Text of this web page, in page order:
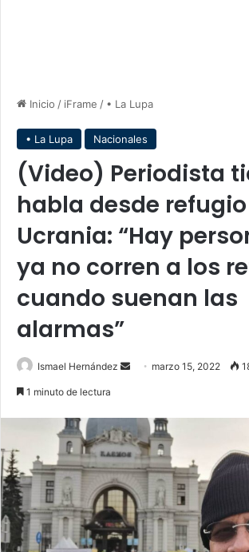
Inicio / iFrame / • La Lupa
• La Lupa Nacionales
(Video) Periodista
habla desde
Ucrania: “Hay
ya no corren a los
cuando suenan las
alarmas”
Ismael Hernández
Send marzo 15, 2022
1 minuto de lectura